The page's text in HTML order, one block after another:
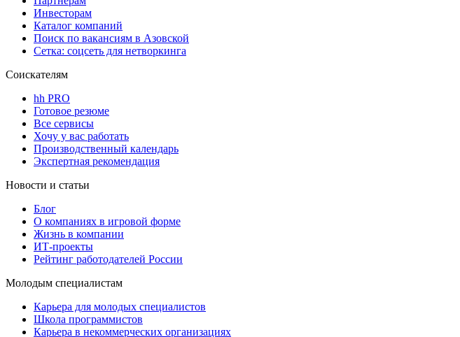
Инвесторам
Каталог компаний
Поиск по вакансиям в Азовской
Сетка: соцсеть для нетворкинга
Соискателям
hh PRO
Готовое резюме
Все сервисы
Хочу у вас работать
Производственный календарь
Экспертная рекомендация
Новости и статьи
Блог
О компаниях в игровой форме
Жизнь в компании
ИТ-проекты
Рейтинг работодателей России
Молодым специалистам
Карьера для молодых специалистов
Школа программистов
Карьера в некоммерческих организациях